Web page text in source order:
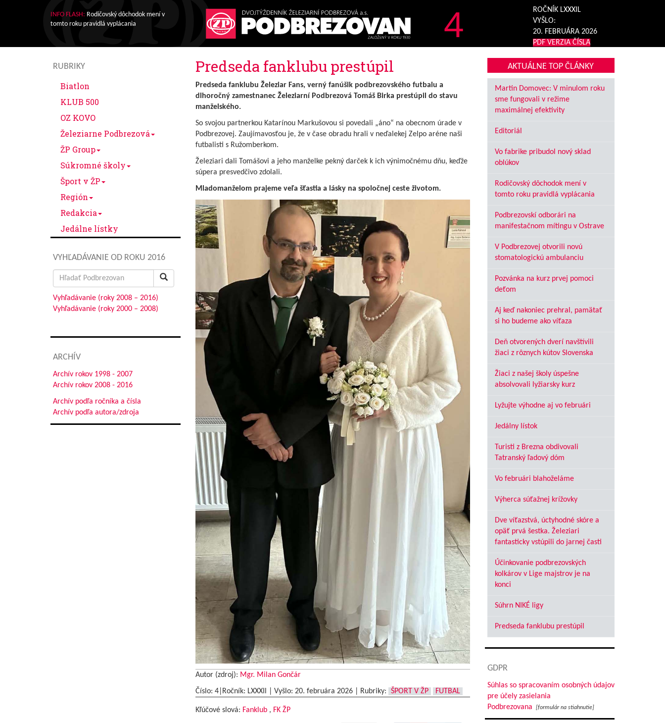
INFO FLASH: Rodičovský dôchodok mení v
tomto roku pravidlá vyplácania
4
ROČNÍK LXXXIL
VYŠLO:
20. FEBRUÁRA 2026
PDF VERZIA ČÍSLA
RUBRIKY
Biatlon
KLUB 500
OZ KOVO
Železiarne Podbrezová
ŽP Group
Súkromné školy
Šport v ŽP
Región
Redakcia
Jedálne lístky
VYHĽADÁVANIE OD ROKU 2016
Search
for:
Vyhľadávanie (roky 2008 – 2016)
Vyhľadávanie (roky 2000 – 2008)
ARCHÍV
Archív rokov 1998 - 2007
Archív rokov 2008 - 2016
Archív podľa ročníka a čísla
Archív podľa autora/zdroja
Predseda fanklubu prestúpil
Predseda fanklubu Železiar Fans, verný fanúšik podbrezovského futbalu a
dlhoročný zamestnanec Železiarní Podbrezová Tomáš Birka prestúpil do stavu
manželského.
So svojou partnerkou Katarínou Markušovou si povedali „áno“ na obecnom úrade v
Podbrezovej. Zaujímavosťou je, že v čase obradu hrali v neďalekej Zelpo aréne naši
futbalisti s Ružomberkom.
Železiari dali Tomášovi a jeho manželke pekný darček k ich výnimočnému dňu, keďže
súpera presvedčivo zdolali.
Mladomanželom prajeme veľa šťastia a lásky na spoločnej ceste životom.
Autor (zdroj): Mgr. Milan Gončár
Číslo: 4|Ročník: LXXXIl | Vyšlo: 20. februára 2026| Rubriky: ŠPORT V ŽP FUTBAL
Kľúčové slová: Fanklub, FK ŽP
AKTUÁLNE TOP ČLÁNKY
Martin Domovec: V minulom roku
sme fungovali v režime
maximálnej efektivity
Editoriál
Vo fabrike pribudol nový sklad
oblúkov
Rodičovský dôchodok mení v
tomto roku pravidlá vyplácania
Podbrezovskí odborári na
manifestačnom mítingu v Ostrave
V Podbrezovej otvorili novú
stomatologickú ambulanciu
Pozvánka na kurz prvej pomoci
deťom
Aj keď nakoniec prehral, pamätať
si ho budeme ako víťaza
Deň otvorených dverí navštívili
žiaci z rôznych kútov Slovenska
Žiaci z našej školy úspešne
absolvovali lyžiarsky kurz
Lyžujte výhodne aj vo februári
Jedálny lístok
Turisti z Brezna obdivovali
Tatranský ľadový dóm
Vo februári blahoželáme
Výherca súťažnej krížovky
Dve víťazstvá, úctyhodné skóre a
opäť prvá šestka. Železiari
fantasticky vstúpili do jarnej časti
Účinkovanie podbrezovských
kolkárov v Lige majstrov je na
konci
Súhrn NIKÉ ligy
Predseda fanklubu prestúpil
GDPR
Súhlas so spracovaním osobných údajov
pre účely zasielania
Podbrezovana
[formulár na stiahnutie]